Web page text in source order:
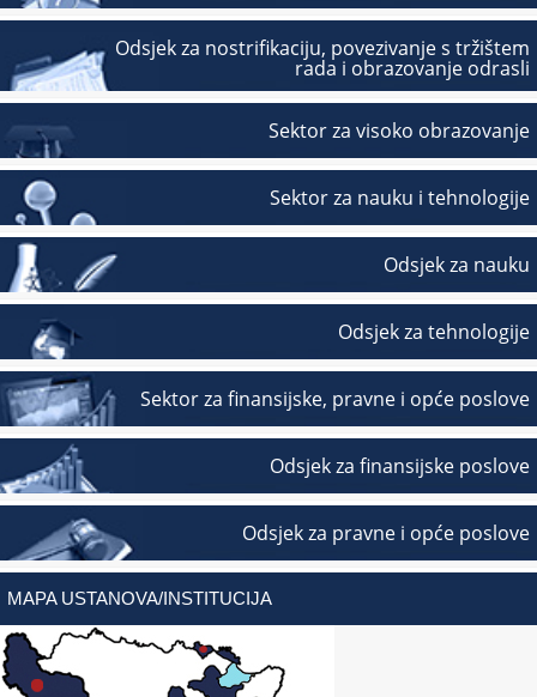
Odsjek za nostrifikaciju, povezivanje s tržištem
rada i obrazovanje odrasli
Sektor za visoko obrazovanje
Sektor za nauku i tehnologije
Odsjek za nauku
Odsjek za tehnologije
Sektor za finansijske, pravne i opće poslove
Odsjek za finansijske poslove
Odsjek za pravne i opće poslove
MAPA USTANOVA/INSTITUCIJA